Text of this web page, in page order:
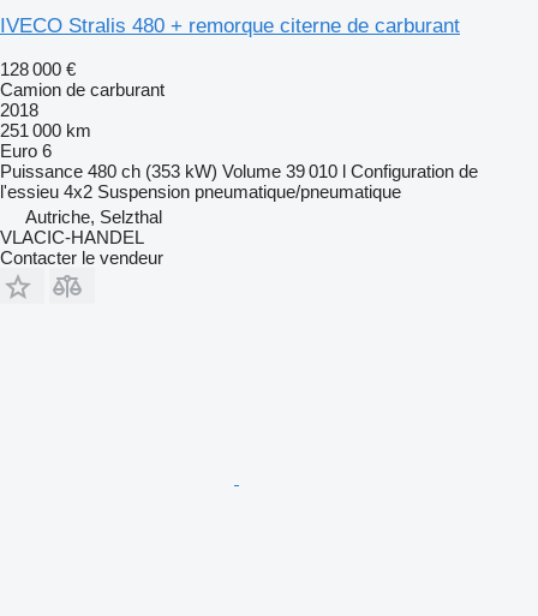
IVECO Stralis 480 + remorque citerne de carburant
128 000 €
Camion de carburant
2018
251 000 km
Euro 6
Puissance 480 ch (353 kW) Volume 39 010 l Configuration de
l'essieu 4x2 Suspension pneumatique/pneumatique
Autriche, Selzthal
VLACIC-HANDEL
Contacter le vendeur